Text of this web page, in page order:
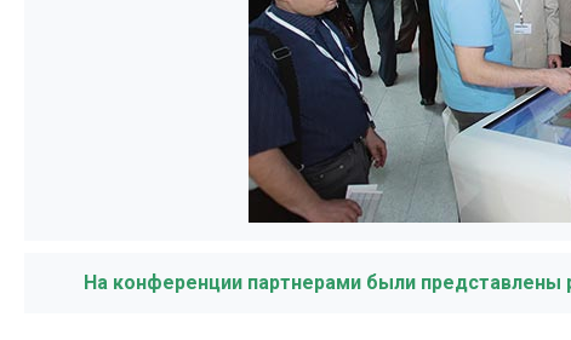
На конференции партнерами были представлены